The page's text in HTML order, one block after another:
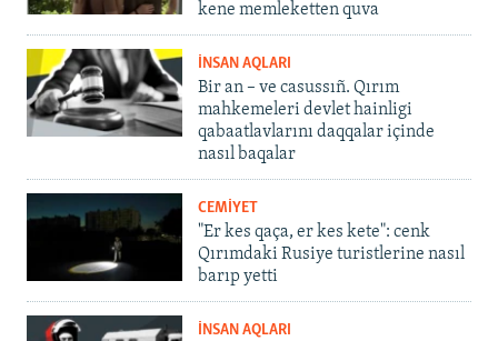
kene memleketten quva
İNSAN AQLARI
Bir an – ve casussıñ. Qırım
mahkemeleri devlet hainligi
qabaatlavlarını daqqalar içinde
nasıl baqalar
CEMİYET
"Er kes qaça, er kes kete": cenk
Qırımdaki Rusiye turistlerine nasıl
barıp yetti
İNSAN AQLARI